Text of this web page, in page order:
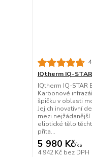
IQtherm IQ-
IQtherm IQ-STAR
Karbonové
špičku v oblasti
Jejich inovativní
mezi
eliptické tělo
přita...
5 980 Kč/ks
4 942 Kč bez DPH